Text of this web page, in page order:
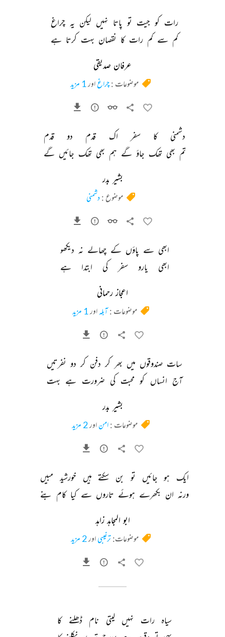
رات کو جیت تو پاتا نہیں لیکن یہ چراغ
کم سے کم رات کا نقصان بہت کرتا ہے
عرفان صدیقی
موضوعات :چراغاور1 مزید
دشمنی کا سفر اک قدم دو
قدم
تم بھی تھک جاؤ گے ہم بھی تھک جائیں گے
بشیر بدر
موضوع :دشمنی
ابھی سے پاؤں کے چھالے نہ دیکھو
ابھی
یارو سفر کی ابتدا ہے
اعجاز رحمانی
موضوعات :آبلہ اور1 مزید
سات صندوقوں میں بھر کر دفن کر دو نفرتیں
آج انساں کو محبت کی ضرورت ہے بہت
بشیر بدر
موضوعات :امن اور2 مزید
ایک ہو جائیں تو بن سکتے ہیں خورشید مبیں
ورنہ ان بکھرے ہوئے تاروں سے کیا کام بنے
ابو المجاہد زاہد
موضوعات:ترغیبی اور2 مزید
سیاہ رات نہیں لیتی نام ڈھلنے
کا